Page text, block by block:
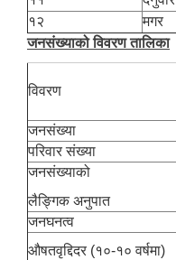
१२
मगर
जनसंख्याको विवरण तालिका
विवरण
जनसंख्या
परिवार संख्या
जनसंख्याको
लैङ्गिक अनुपात
जनघनत्व
‌औषतवृद्दिदर (१०-१० वर्षमा)